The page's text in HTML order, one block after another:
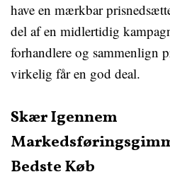
have en mærkbar
del af en midlertidig
forhandlere og sammenlign
virkelig får en god deal.
Skær Igennem
Bedste Køb